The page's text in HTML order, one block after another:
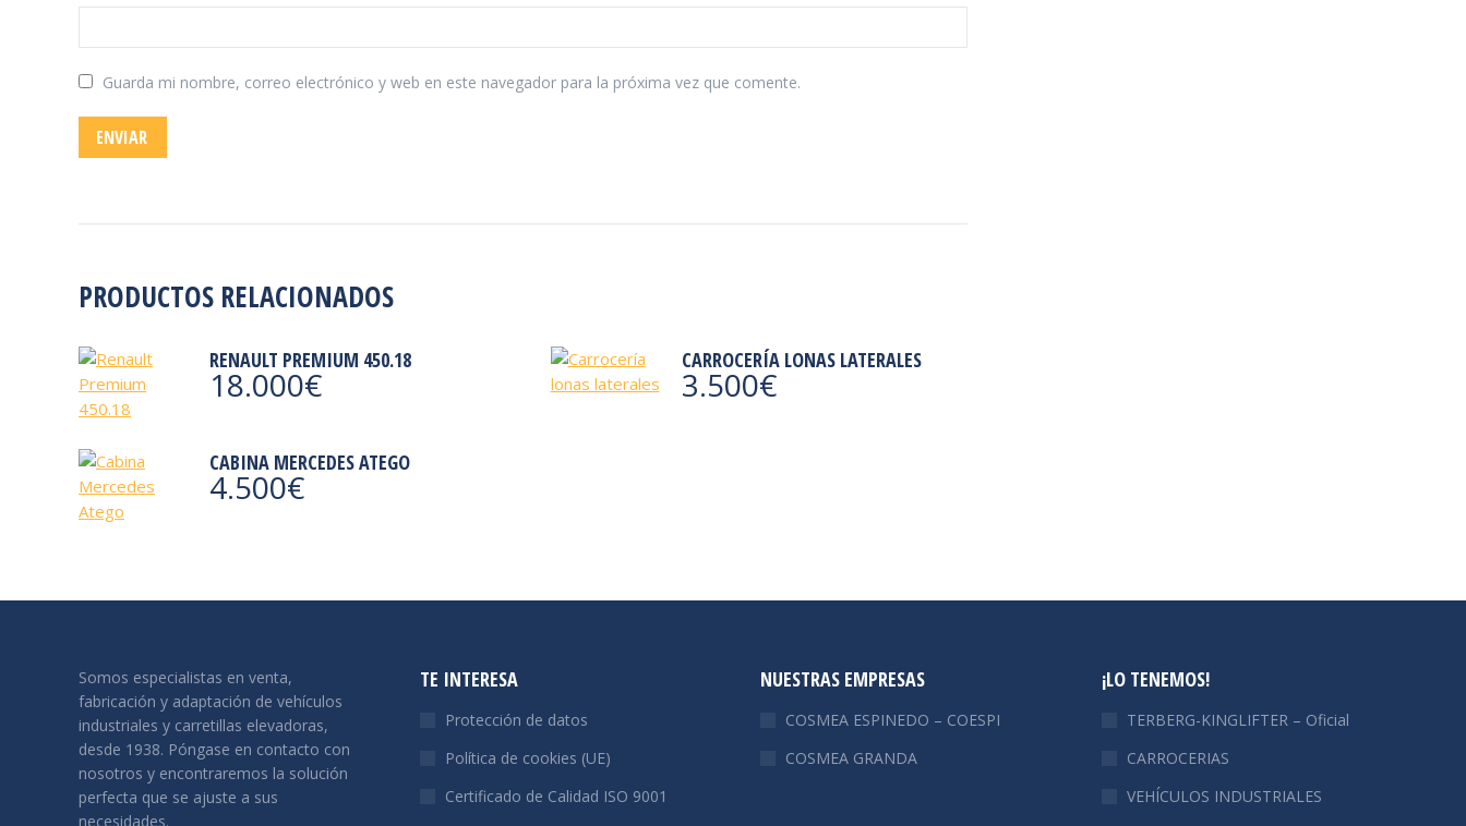
Guarda mi nombre, correo electrónico y web en este navegador para la próxima vez que comente.
PRODUCTOS RELACIONADOS
RENAULT PREMIUM 450.18
18.000€
CARROCERÍA LONAS LATERALES
3.500€
CABINA MERCEDES ATEGO
4.500€
Somos especialistas en venta,
fabricación y adaptación de vehículos
industriales y carretillas elevadoras,
desde 1938. Póngase en contacto con
nosotros y encontraremos la solución
perfecta que se ajuste a sus
necesidades.
TE INTERESA
Protección de datos
Política de cookies (UE)
Certificado de Calidad ISO 9001
NUESTRAS EMPRESAS
COSMEA ESPINEDO – COESPI
COSMEA GRANDA
¡LO TENEMOS!
TERBERG-KINGLIFTER – Oficial
CARROCERIAS
VEHÍCULOS INDUSTRIALES